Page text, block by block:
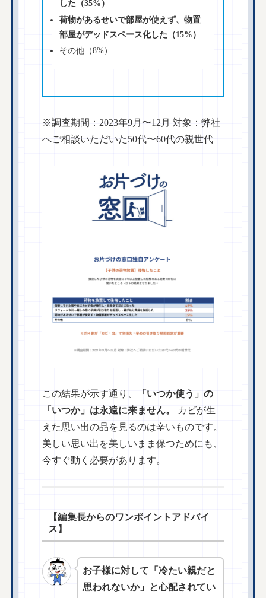
した（35%）
荷物があるせいで部屋が使えず、物置
部屋がデッドスペース化した（15%）
その他（8%）
※調査期間：2023年9月〜12月 対象：弊社
へご相談いただいた50代〜60代の親世代
この結果が示す通り、
「いつか使う」の
「いつか」は永遠に来ません。
カビが生
えた思い出の品を見るのは辛いものです。
美しい思い出を美しいまま保つためにも、
今すぐ動く必要があります。
【編集長からのワンポイントアドバイ
ス】
お子様に対して「冷たい親だと
思われないか」と心配されてい